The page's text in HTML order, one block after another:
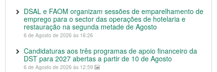
DSAL e FAOM organizam sessões de emparelhamento de
emprego para o sector das operações de hotelaria e
restauração na segunda metade de Agosto
6 de Agosto de 2026 às 16:26
Candidaturas aos três programas de apoio financeiro da
DST para 2027 abertas a partir de 10 de Agosto
6 de Agosto de 2026 às 12:59